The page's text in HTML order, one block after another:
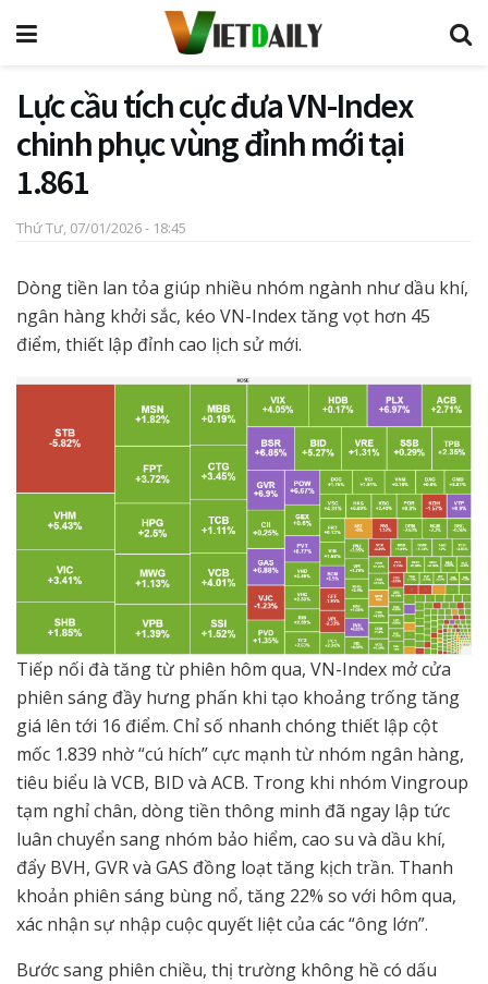
Lực cầu tích cực đưa VN-Index
chinh phục vùng đỉnh mới tại
1.861
Thứ Tư, 07/01/2026 - 18:45
Dòng tiền lan tỏa giúp nhiều nhóm ngành như dầu khí,
ngân hàng khởi sắc, kéo VN-Index tăng vọt hơn 45
điểm, thiết lập đỉnh cao lịch sử mới.
Tiếp nối đà tăng từ phiên hôm qua, VN-Index mở cửa
phiên sáng đầy hưng phấn khi tạo khoảng trống tăng
giá lên tới 16 điểm. Chỉ số nhanh chóng thiết lập cột
mốc 1.839 nhờ “cú hích” cực mạnh từ nhóm ngân hàng,
tiêu biểu là VCB, BID và ACB. Trong khi nhóm Vingroup
tạm nghỉ chân, dòng tiền thông minh đã ngay lập tức
luân chuyển sang nhóm bảo hiểm, cao su và dầu khí,
đẩy BVH, GVR và GAS đồng loạt tăng kịch trần. Thanh
khoản phiên sáng bùng nổ, tăng 22% so với hôm qua,
xác nhận sự nhập cuộc quyết liệt của các “ông lớn”.
Bước sang phiên chiều, thị trường không hề có dấu